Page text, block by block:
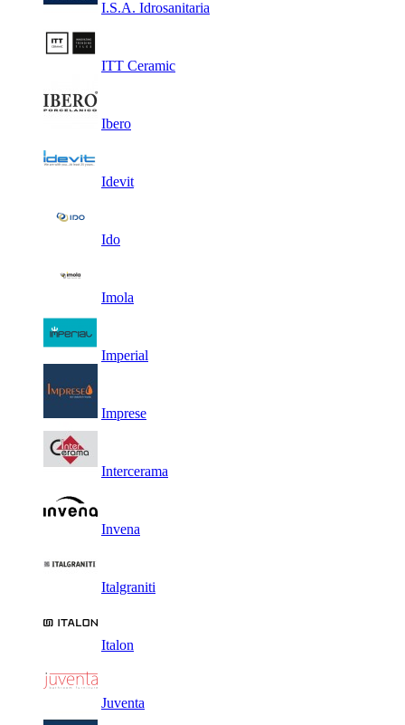
I.S.A. Idrosanitaria
ITT Ceramic
Ibero
Idevit
Ido
Imola
Imperial
Imprese
Intercerama
Invena
Italgraniti
Italon
Juventa